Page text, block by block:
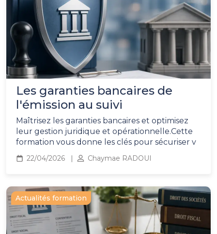
Les garanties bancaires de
l'émission au suivi
Maîtrisez les garanties bancaires et optimisez
leur gestion juridique et opérationnelle.Cette
formation vous donne les clés pour sécuriser v
22/04/2026 Chaymae RADOUI
Actualités formation